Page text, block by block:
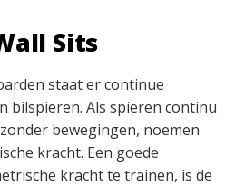
Sits
staat er continue
bilspieren. Als spieren continu
bewegingen, noemen
kracht. Een goede
kracht te trainen, is de